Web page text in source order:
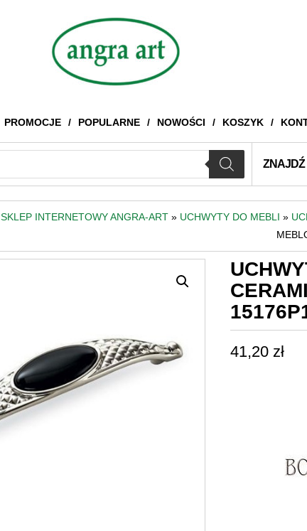
PROMOCJE POPULARNE NOWOŚCI KOSZYK
SKLEP INTERNETOWY ANGRA-ART » UCHWYTY DO MEBLI »
41,20 zł